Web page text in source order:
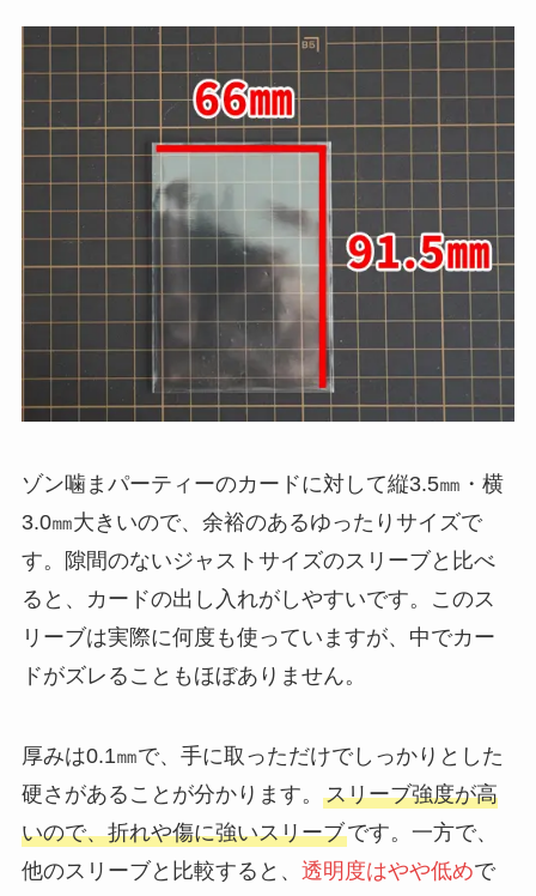
ゾン噛まパーティーのカードに対して縦3.5㎜・横
3.0㎜大きいので、余裕のあるゆったりサイズで
す。隙間のないジャストサイズのスリーブと比べ
ると、カードの出し入れがしやすいです。このス
リーブは実際に何度も使っていますが、中でカー
ドがズレることもほぼありません。
厚みは0.1㎜で、手に取っただけでしっかりとした
硬さがあることが分かります。 スリーブ強度が高
いので、折れや傷に強いスリーブです。一方で、
他のスリーブと比較すると、 透明度はやや低めで